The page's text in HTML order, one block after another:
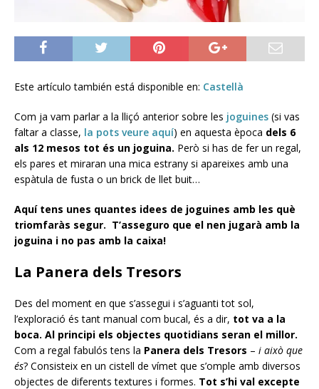
Este artículo también está disponible en: Castellà
Com ja vam parlar a la lliçó anterior sobre les joguines (si vas
faltar a classe, la pots veure aquí) en aquesta època dels 6
als 12 mesos tot és un joguina. Però si has de fer un regal,
els pares et miraran una mica estrany si apareixes amb una
espàtula de fusta o un brick de llet buit…
Aquí tens unes quantes idees de joguines amb les què
triomfaràs segur. T’asseguro que el nen jugarà amb la
joguina i no pas amb la caixa!
La Panera dels Tresors
Des del moment en que s’assegui i s’aguanti tot sol,
l’exploració és tant manual com bucal, és a dir, tot va a la
boca. Al principi els objectes quotidians seran el millor.
Com a regal fabulós tens la Panera dels Tresors – i això que
és? Consisteix en un cistell de vímet que s’omple amb diversos
objectes de diferents textures i formes. Tot s’hi val excepte